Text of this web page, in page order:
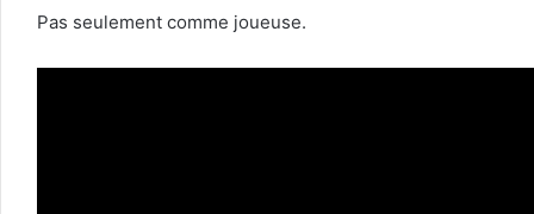
Pas seulement comme joueuse.